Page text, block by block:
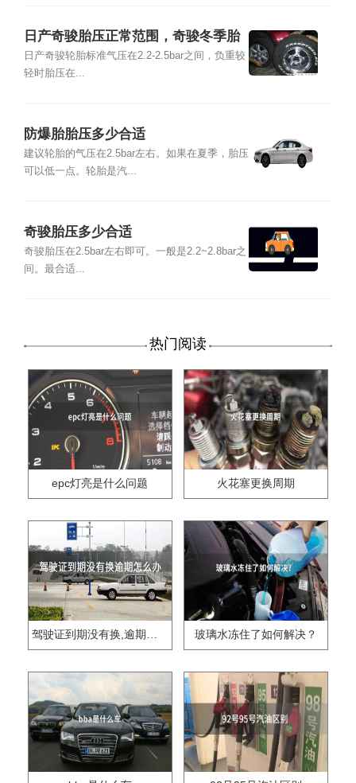
日产奇骏胎压正常范围，奇骏冬季胎
压多少合适
日产奇骏轮胎标准气压在2.2-2.5bar之间，负重较
轻时胎压在...
防爆胎胎压多少合适
建议轮胎的气压在2.5bar左右。如果在夏季，胎压
可以低一点。轮胎是汽...
奇骏胎压多少合适
奇骏胎压在2.5bar左右即可。一般是2.2~2.8bar之
间。最合适...
热门阅读
epc灯亮是什么问题 火花塞更换周期
驾驶证到期没有换,逾期怎么办?? 玻璃水冻住了如何解决？